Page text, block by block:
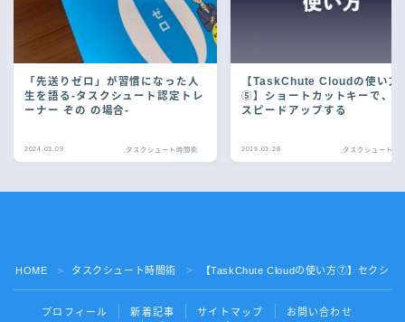
「先送りゼロ」が習慣になった人
生を語る-タスクシュート認定トレ
ーナー ぞの の場合-
2024.03.09 タスクシュート時間術
【TaskChute Cloudの使い方
⑤】ショートカットキーで、
スピードアップする
2019.03.28 タスクシュート時
HOME ＞ タスクシュート時間術 ＞ 【TaskChute Cloudの使い方⑦】セクショ
プロフィール 新着記事 サイトマップ
お問い合わせ